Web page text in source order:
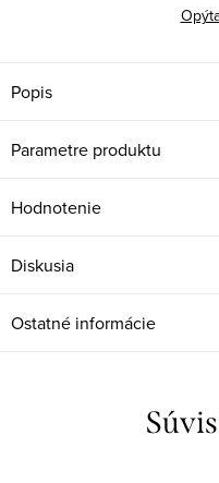
Popis
Parametre produktu
Hodnotenie
Diskusia
Ostatné informácie